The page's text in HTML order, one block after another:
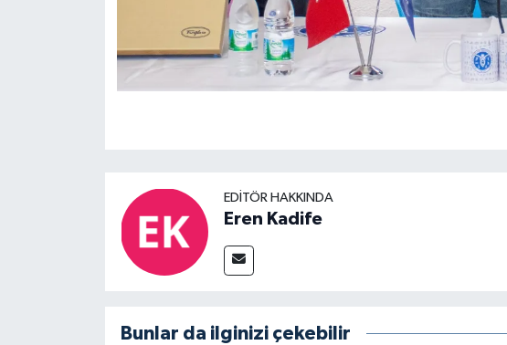
EDITÖR HAKKINDA
Eren Kadife
Bunlar da ilginizi çekebilir